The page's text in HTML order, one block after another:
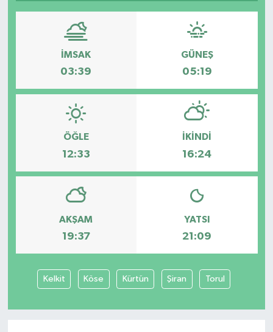
İMSAK
03:39
GÜNEŞ
05:19
ÖĞLE
12:33
İKINDI
16:24
AKŞAM
19:37
YATSI
21:09
Kelkit Köse Kürtün Şiran Torul